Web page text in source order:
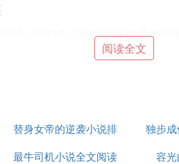
夊ず鍖栧┐涓规椂琚鍏朵粬
存帴鍐茶繘鍘熶富鑴戞捣娣
紝涓轰竴鍙ｉケ楗鎴愪负姝
璇村垵鏈熸瀬涓烘儕鑹筹紝
阅读全文
替身女帝的逆袭小说排
行榜
独步
最牛司机小说全文阅读
容